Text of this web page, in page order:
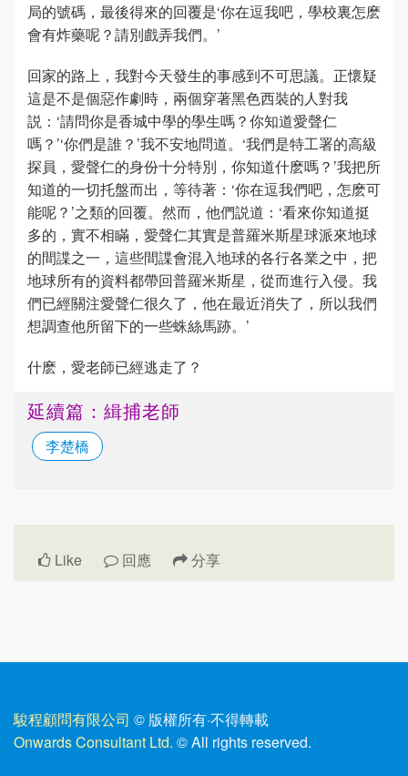
局的號碼，最後得來的回覆是‘你在逗我吧，學校裏怎麽
會有炸藥呢？請別戲弄我們。’
回家的路上，我對今天發生的事感到不可思議。正懷疑
這是不是個惡作劇時，兩個穿著黑色西裝的人對我
説：‘請問你是香城中學的學生嗎？你知道愛聲仁
嗎？’‘你們是誰？’我不安地問道。‘我們是特工署的高級
探員，愛聲仁的身份十分特別，你知道什麽嗎？’我把所
知道的一切托盤而出，等待著：‘你在逗我們吧，怎麽可
能呢？’之類的回覆。然而，他們説道：‘看來你知道挺
多的，實不相瞞，愛聲仁其實是普羅米斯星球派來地球
的間諜之一，這些間諜會混入地球的各行各業之中，把
地球所有的資料都帶回普羅米斯星，從而進行入侵。我
們已經關注愛聲仁很久了，他在最近消失了，所以我們
想調查他所留下的一些蛛絲馬跡。’
什麽，愛老師已經逃走了？
延續篇：緝捕老師
李楚橋
Like 回應 分享
駿程顧問有限公司 © 版權所有·不得轉載
Onwards Consultant Ltd. © All rights reserved.